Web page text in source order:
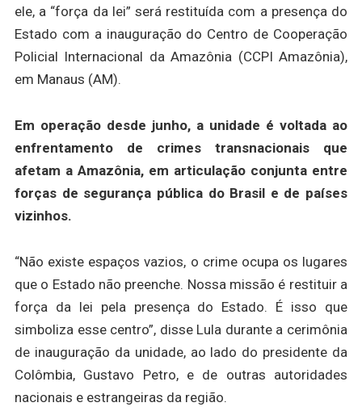
ele, a “força da lei” será restituída com a presença do
Estado com a inauguração do Centro de Cooperação
Policial Internacional da Amazônia (CCPI Amazônia),
em Manaus (AM).
Em operação desde junho, a unidade é voltada ao
enfrentamento de crimes transnacionais que
afetam a Amazônia, em articulação conjunta entre
forças de segurança pública do Brasil e de países
vizinhos.
“Não existe espaços vazios, o crime ocupa os lugares
que o Estado não preenche. Nossa missão é restituir a
força da lei pela presença do Estado. É isso que
simboliza esse centro”, disse Lula durante a cerimônia
de inauguração da unidade, ao lado do presidente da
Colômbia, Gustavo Petro, e de outras autoridades
nacionais e estrangeiras da região.